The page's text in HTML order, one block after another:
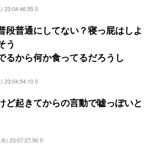
23:04:46.55 0
段普通にしてない？寝っ屁はしよ
う
るから何か食ってるだろうし
23:04:54.10 0
ど起きてからの言動で嘘っぽいと
) 23:07:27.90 0